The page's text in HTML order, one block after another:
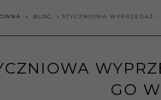
BLOG STYCZNIOWA WYPRZEDAŻ
GO